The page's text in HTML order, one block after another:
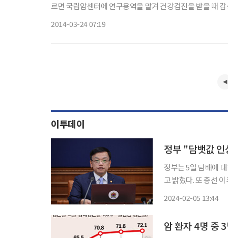
르면 국립암센터에 연구용역을 맡겨 건강검진을 받을 때 갑
2014-03-24 07:19
이투데이
정부 "담뱃값
정부는 5일 담배에
고 밝혔다. 또 총선 이후에도 검토
2024-02-05 13:44
암 환자 4명 중